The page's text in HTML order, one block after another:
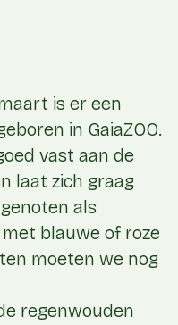
is er een
in GaiaZOO.
vast aan de
laat zich graag
als
blauwe of roze
moeten we nog
regenwouden